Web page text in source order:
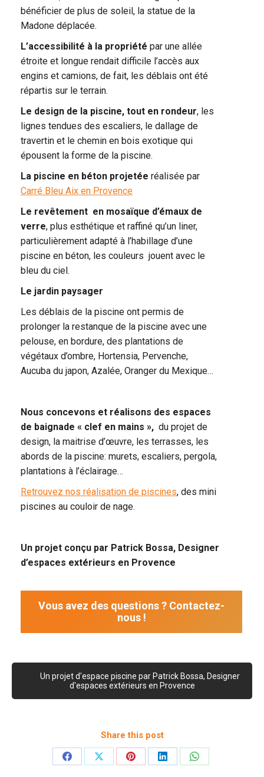
bénéficier de plus de soleil, la statue de la
Madone déplacée.
L’accessibilité à la propriété par une allée
étroite et longue rendait difficile l’accès aux
engins et camions, de fait, les déblais ont été
répartis sur le terrain.
Le design de la piscine, tout en rondeur, les
lignes tendues des escaliers, le dallage de
travertin et le chemin en bois exotique qui
épousent la forme de la piscine.
La piscine en béton projetée réalisée par
Carré Bleu Aix en Provence
Le revêtement en mosaïque d’émaux de
verre, plus esthétique et raffiné qu’un liner,
particulièrement adapté à l’habillage d’une
piscine en béton, les couleurs jouent avec le
bleu du ciel.
Le jardin paysager
Les déblais de la piscine ont permis de
prolonger la restanque de la piscine avec une
pelouse, en bordure, des plantations de
végétaux d’ombre, Hortensia, Pervenche,
Aucuba du japon, Azalée, Oranger du Mexique…
Nous concevons et réalisons des espaces
de baignade « clef en mains », du projet de
design, la maitrise d’œuvre, les terrasses, les
abords de la piscine: murets, escaliers, pergola,
plantations à l’éclairage…
Retrouvez nos réalisation de piscines, des mini
piscines au couloir de nage.
Un projet conçu par Patrick Bossa, Designer
d’espaces extérieurs en Provence
Vous avez des questions ? Contactez-
nous !
Un projet d'espace piscine par Patrick Bossa, Designer
d'espaces extérieurs en Provence
Share this post
PartagerPartagerPartagerPartagerPartager